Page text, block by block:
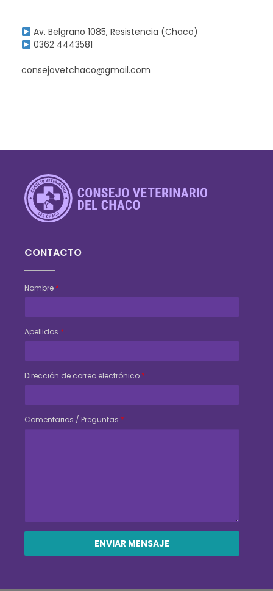
Av. Belgrano 1085, Resistencia (Chaco)
0362 4443581
consejovetchaco@gmail.com
CONTACTO
Nombre *
Apellidos *
Dirección de correo electrónico *
Comentarios / Preguntas *